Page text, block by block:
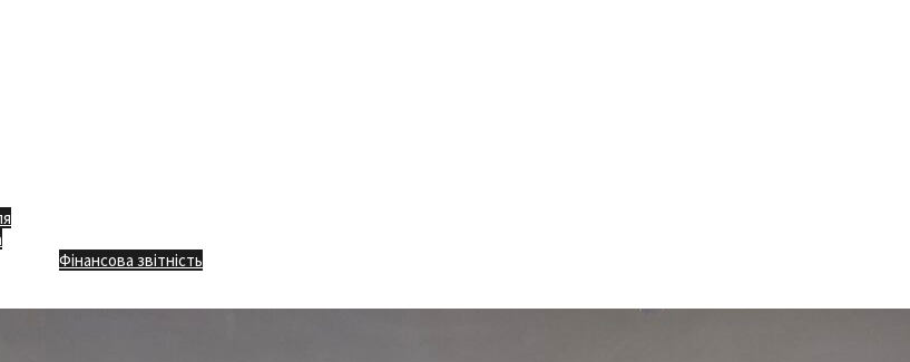
Фінансова звітність